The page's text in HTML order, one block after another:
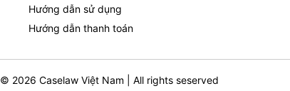
Hướng dẫn sử dụng
Hướng dẫn thanh toán
© 2026 Caselaw Việt Nam | All rights seserved